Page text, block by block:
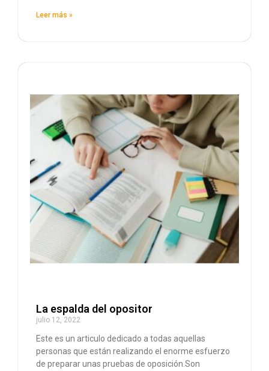
Leer más »
La espalda del opositor
julio 12, 2022
Este es un articulo dedicado a todas aquellas
personas que están realizando el enorme esfuerzo
de preparar unas pruebas de oposición.Son